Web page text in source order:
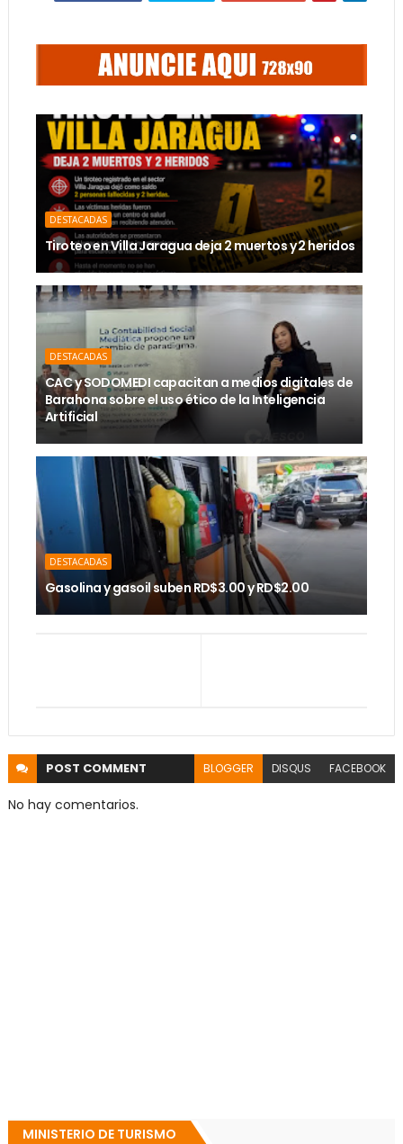
DESTACADAS
Tiroteo en Villa Jaragua deja 2 muertos y 2 heridos
DESTACADAS
CAC y SODOMEDI capacitan a medios digitales de
Barahona sobre el uso ético de la Inteligencia
Artificial
DESTACADAS
Gasolina y gasoil suben RD$3.00 y RD$2.00
POST COMMENT BLOGGER DISQUS FACEBOOK
No hay comentarios.
MINISTERIO DE TURISMO